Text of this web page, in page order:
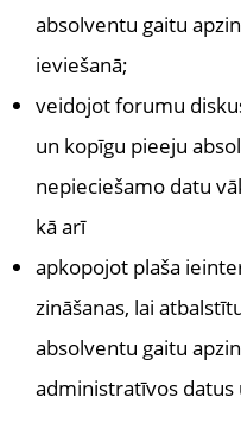
absolventu gaitu
ieviešanā;
veidojot forumu
un kopīgu pieeju
nepieciešamo datu
kā arī
apkopojot plaša
zināšanas, lai
absolventu gaitu
administratīvos datus